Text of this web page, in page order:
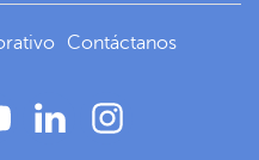
Contáctanos